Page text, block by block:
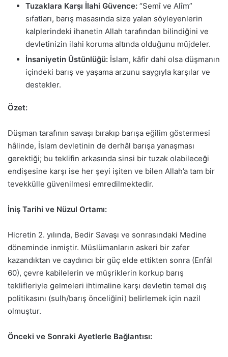
Tuzaklara Karşı İlahi Güvence: “Semî ve Alîm”
sıfatları, barış masasında size yalan söyleyenlerin
kalplerindeki ihanetin Allah tarafından bilindiğini ve
devletinizin ilahi koruma altında olduğunu müjdeler.
İnsaniyetin Üstünlüğü: İslam, kâfir dahi olsa düşmanın
içindeki barış ve yaşama arzunu saygıyla karşılar ve
destekler.
Özet:
Düşman tarafının savaşı bırakıp barışa eğilim göstermesi
hâlinde, İslam devletinin de derhâl barışa yanaşması
gerektiği; bu teklifin arkasında sinsi bir tuzak olabileceği
endişesine karşı ise her şeyi işiten ve bilen Allah’a tam bir
tevekkülle güvenilmesi emredilmektedir.
İniş Tarihi ve Nüzul Ortamı:
Hicretin 2. yılında, Bedir Savaşı ve sonrasındaki Medine
döneminde inmiştir. Müslümanların askeri bir zafer
kazandıktan ve caydırıcı bir güç elde ettikten sonra (Enfâl
60), çevre kabilelerin ve müşriklerin korkup barış
teklifleriyle gelmeleri ihtimaline karşı devletin temel dış
politikasını (sulh/barış önceliğini) belirlemek için nazil
olmuştur.
Önceki ve Sonraki Ayetlerle Bağlantısı: